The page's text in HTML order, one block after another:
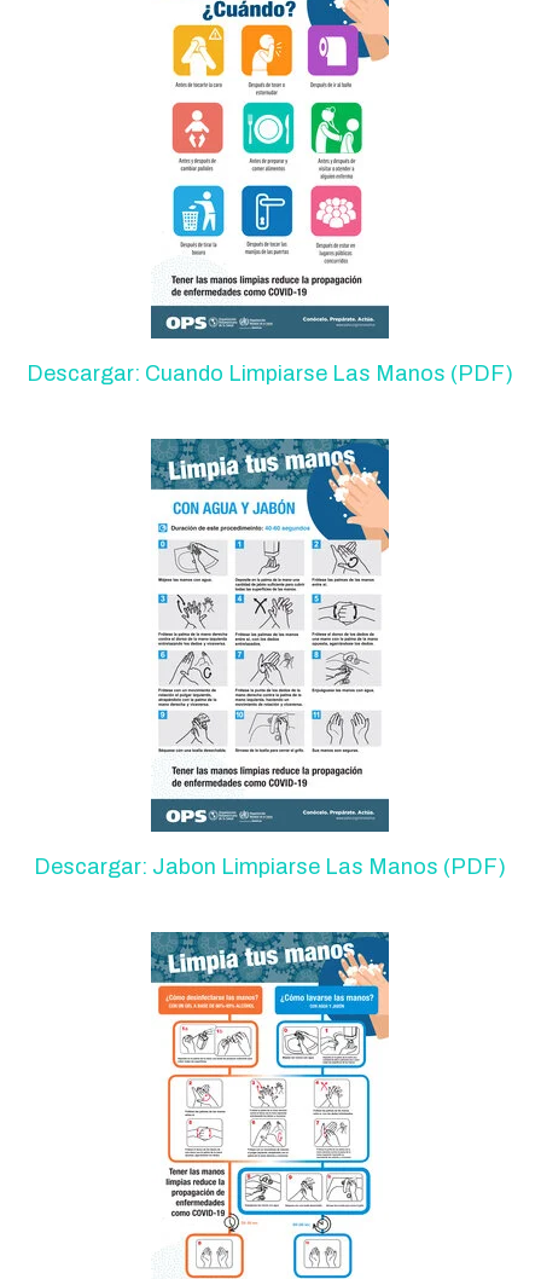
Descargar: Cuando Limpiarse Las Manos (PDF)
Descargar: Jabon Limpiarse Las Manos (PDF)